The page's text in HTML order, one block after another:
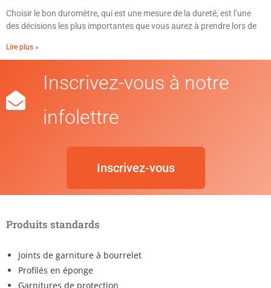
Choisir le bon duromètre, qui est une mesure de la dureté, est l’une
des décisions les plus importantes que vous aurez à prendre lors de
Lire plus »
Inscrivez-vous à notre
infolettre
Inscrivez-vous
Produits standards
Joints de garniture à bourrelet
Profilés en éponge
Garnitures de protection